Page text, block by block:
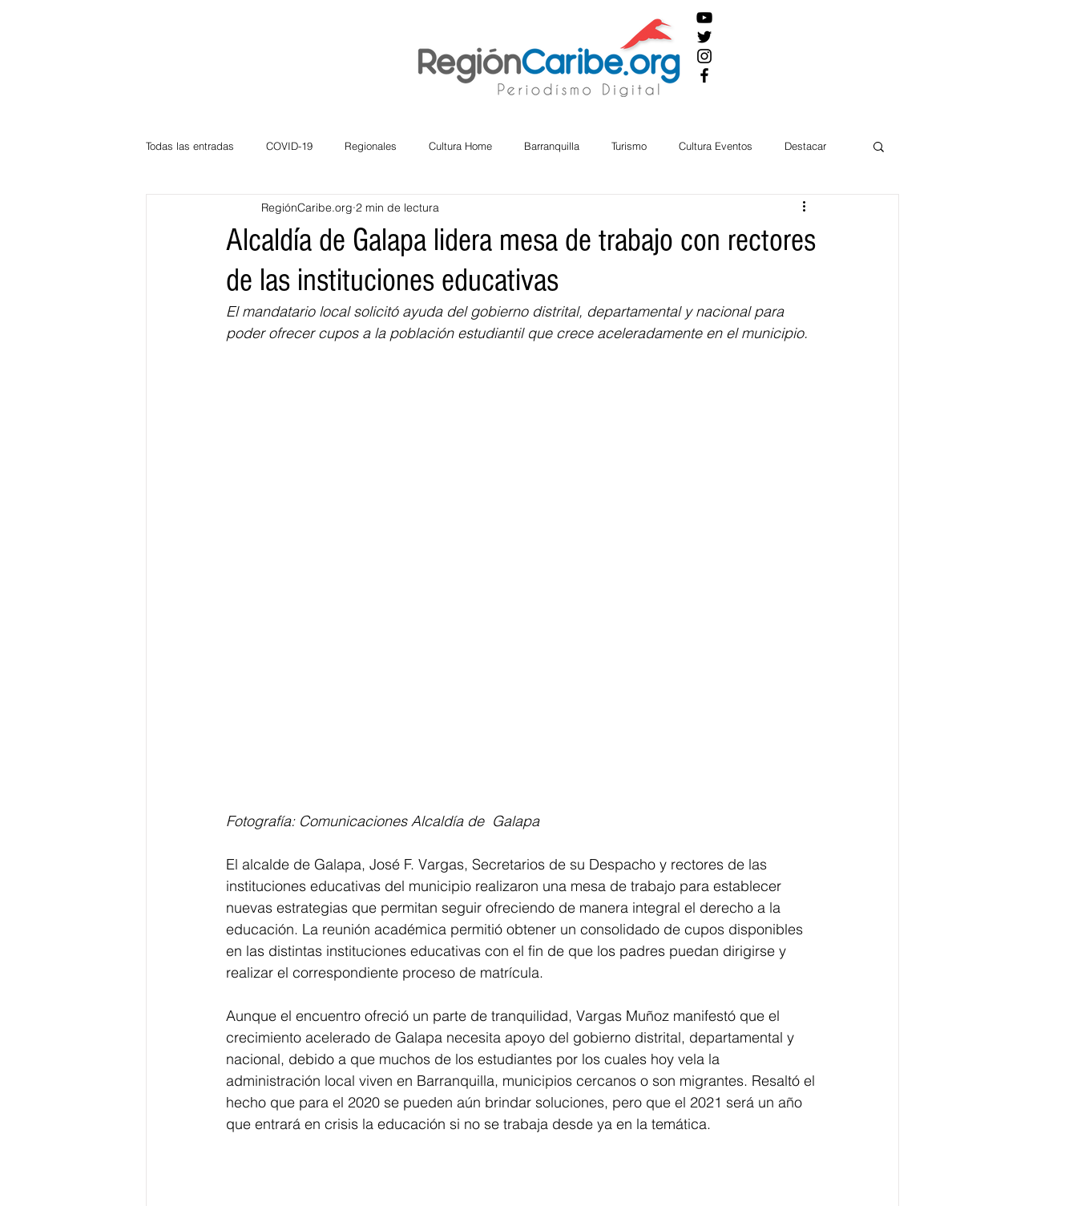
Todas las entradas COVID-19 Regionales Cultura Home Barranquilla Turismo Cultura Eventos Destacar
Atlántico La Guajira Cesar
Bloggeros Hermanos Mayores Economía RAP CARIBE
Educación BID BIENESTAR AMBIENTAL AFRO
Alcaldía de Galapa lidera mesa de trabajo con rectores
de las instituciones educativas
RegiónCaribe.org 2 min de lectura
El mandatario local solicitó ayuda del gobierno distrital, departamental y nacional para
poder ofrecer cupos a la población estudiantil que crece aceleradamente en el municipio.
Fotografía: Comunicaciones Alcaldía de  Galapa
El alcalde de Galapa, José F. Vargas, Secretarios de su Despacho y rectores de las
instituciones educativas del municipio realizaron una mesa de trabajo para establecer
nuevas estrategias que permitan seguir ofreciendo de manera integral el derecho a la
educación. La reunión académica permitió obtener un consolidado de cupos disponibles
en las distintas instituciones educativas con el fin de que los padres puedan dirigirse y
realizar el correspondiente proceso de matrícula.
Aunque el encuentro ofreció un parte de tranquilidad, Vargas Muñoz manifestó que el
crecimiento acelerado de Galapa necesita apoyo del gobierno distrital, departamental y
nacional, debido a que muchos de los estudiantes por los cuales hoy vela la
administración local viven en Barranquilla, municipios cercanos o son migrantes. Resaltó el
hecho que para el 2020 se pueden aún brindar soluciones, pero que el 2021 será un año
que entrará en crisis la educación si no se trabaja desde ya en la temática.